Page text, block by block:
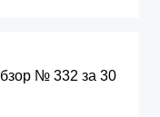
№ 332 за 30